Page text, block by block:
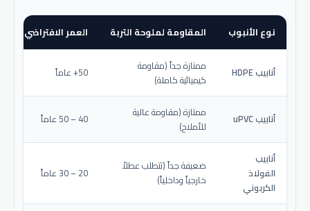
نوع الأنبوب المقاومة لملوحة التربة العمر الافتراضي
أنابيب HDPE
ممتازة جداً (مقاومة
كيميائية كاملة)
50+ عاماً
أنابيب uPVC
ممتازة (مقاومة عالية
للأملاح)
40 – 50 عاماً
أنابيب
الفولاذ
الكربوني
ضعيفة جداً (تتطلب عطلاً
خارجياً وداخلياً)
20 – 30 عاماً